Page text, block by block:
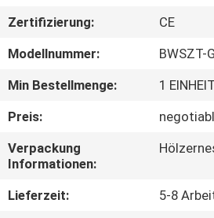
FABRIK-
AUSFLUG
TRETEN
SIE
Zertifizierung:
CE
Modellnummer:
BWSZT-
Min Bestellmenge:
1 EINHEIT
Preis:
Verpackung
Informationen:
Lieferzeit:
5-8